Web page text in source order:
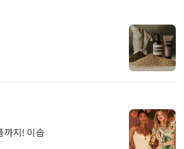
까지! 이솝